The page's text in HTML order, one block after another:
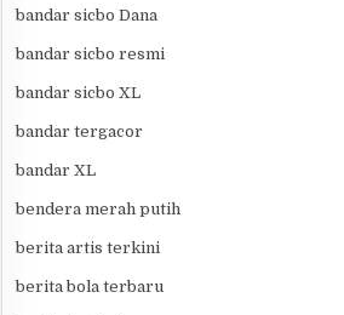
bandar sicbo Dana
bandar sicbo resmi
bandar sicbo XL
bandar tergacor
bandar XL
bendera merah putih
berita artis terkini
berita bola terbaru